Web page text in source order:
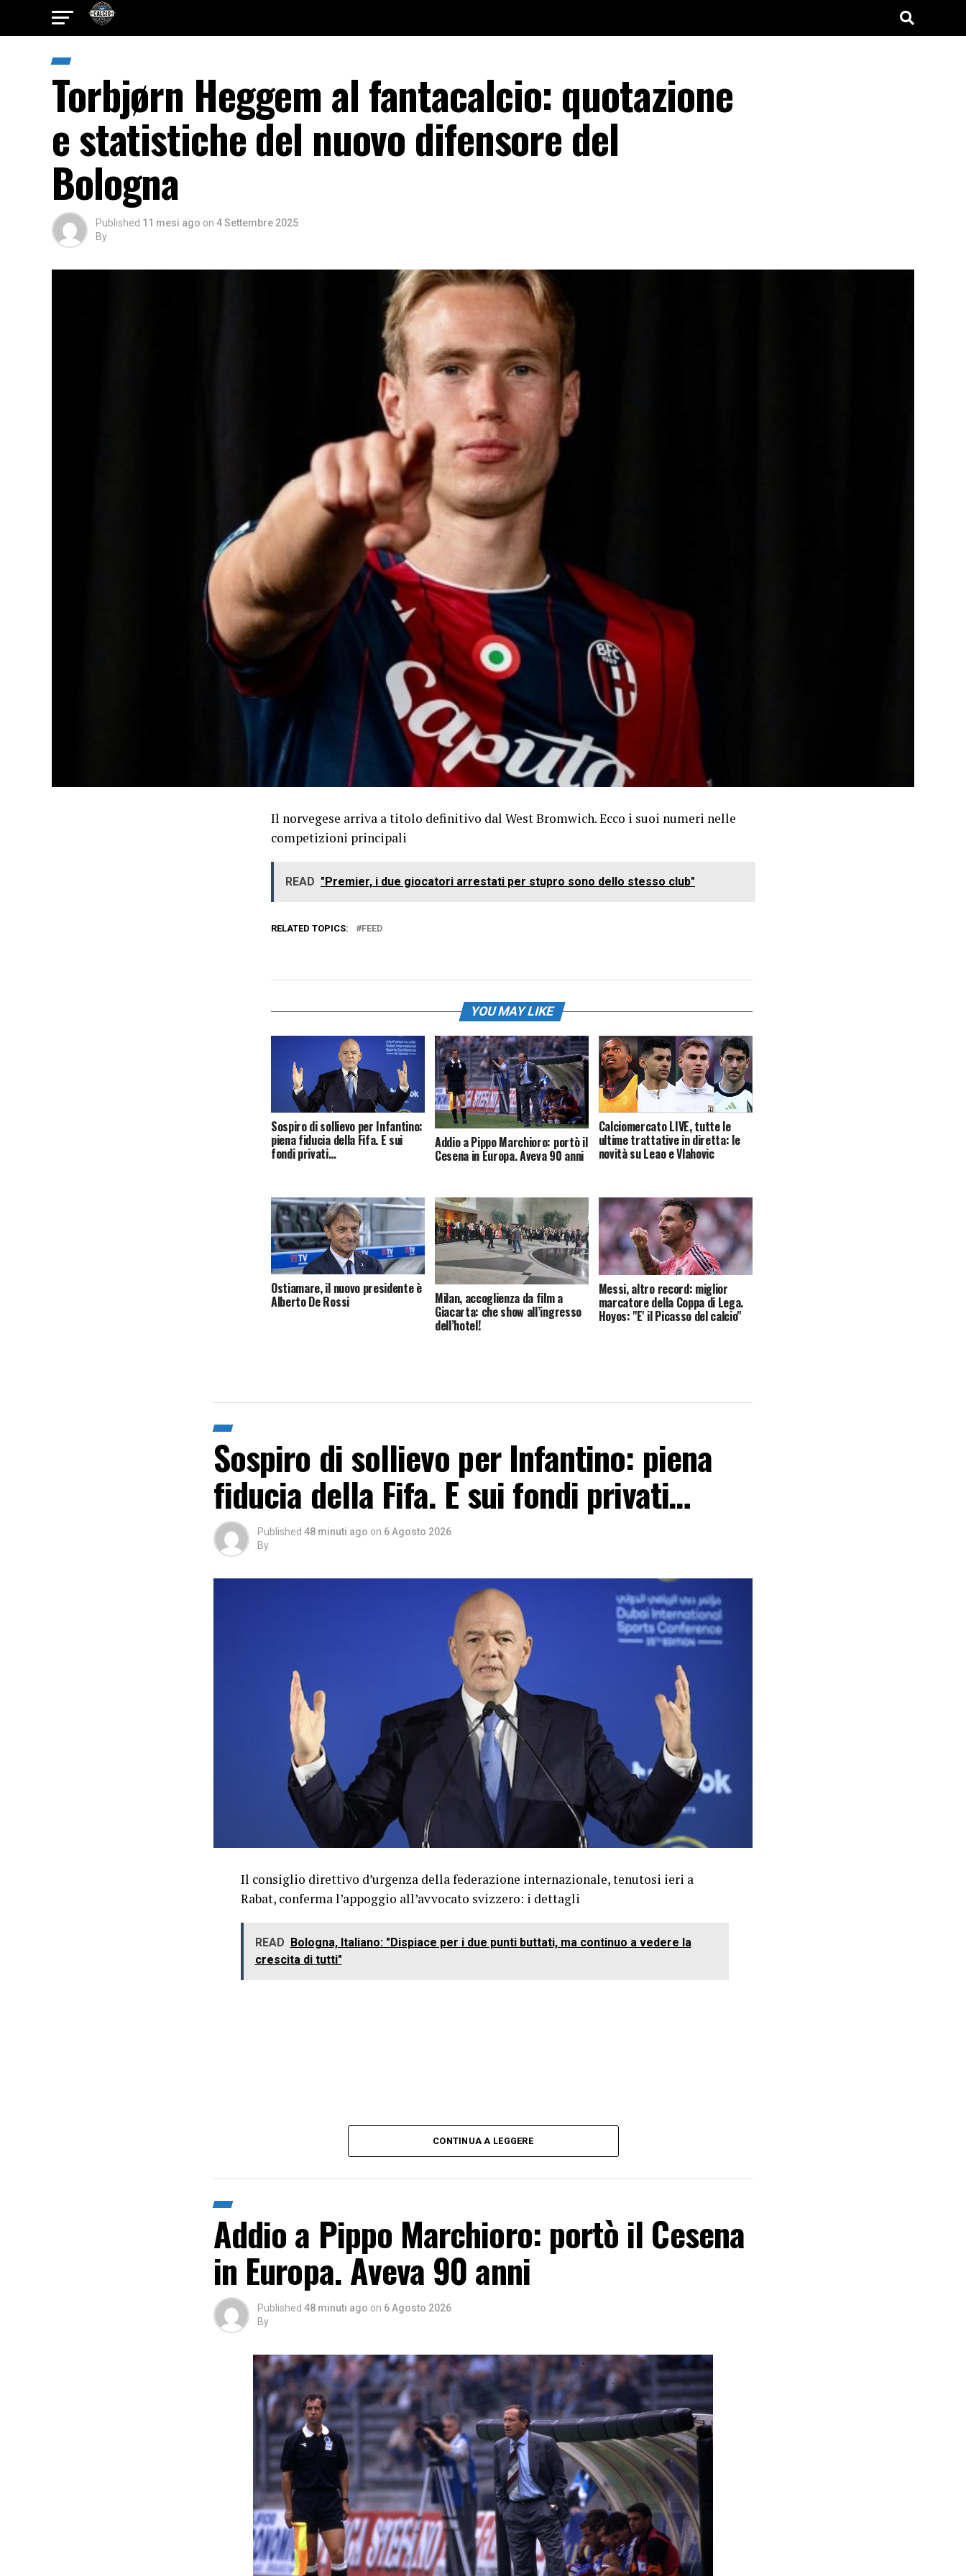
Torbjørn Heggem al fantacalcio: quotazione
e statistiche del nuovo difensore del
Bologna
Published 11 mesi ago on 4 Settembre 2025
By
Il norvegese arriva a titolo definitivo dal West Bromwich. Ecco i suoi numeri nelle
competizioni principali
READ "Premier, i due giocatori arrestati per stupro sono dello stesso club"
RELATED TOPICS: FEED
YOU MAY LIKE
Sospiro di sollievo per Infantino:
piena fiducia della Fifa. E sui
fondi privati…
Addio a Pippo Marchioro: portò il
Cesena in Europa. Aveva 90 anni
Calciomercato LIVE, tutte le
ultime trattative in diretta: le
novità su Leao e Vlahovic
Ostiamare, il nuovo presidente è
Alberto De Rossi Milan, accoglienza da film a
Giacarta: che show all’ingresso
dell’hotel!
Messi, altro record: miglior
marcatore della Coppa di Lega.
Hoyos: "E' il Picasso del calcio"
Sospiro di sollievo per Infantino: piena
fiducia della Fifa. E sui fondi privati…
Published 48 minuti ago on 6 Agosto 2026
By
Il consiglio direttivo d’urgenza della federazione internazionale, tenutosi ieri a
Rabat, conferma l’appoggio all’avvocato svizzero: i dettagli
READ Bologna, Italiano: "Dispiace per i due punti buttati, ma continuo a vedere la
crescita di tutti"
CONTINUA A LEGGERE
Addio a Pippo Marchioro: portò il Cesena
in Europa. Aveva 90 anni
Published 48 minuti ago on 6 Agosto 2026
By